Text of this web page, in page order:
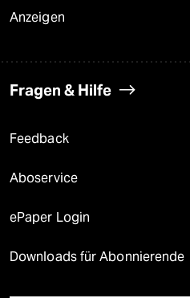
Anzeigen
Fragen & Hilfe
Feedback
Aboservice
ePaper Login
Downloads für Abonnierende